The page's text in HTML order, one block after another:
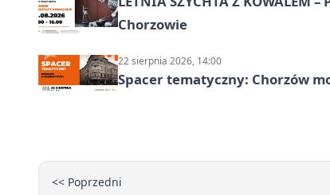
Chorzowie
22 sierpnia 2026, 14:00
Spacer tematyczny: Chorzów
<< Poprzedni